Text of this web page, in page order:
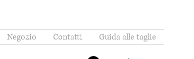
Negozio Contatti Guida alle taglie